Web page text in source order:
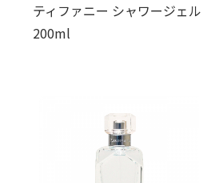
ティファニー シャワージェル
200ml